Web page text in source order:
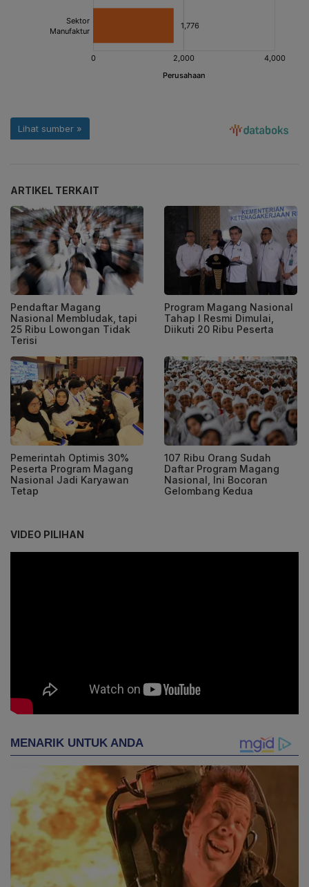
ARTIKEL TERKAIT
Pendaftar Magang
Nasional Membludak, tapi
25 Ribu Lowongan Tidak
Terisi
Program Magang Nasional
Tahap I Resmi Dimulai,
Diikuti 20 Ribu Peserta
Pemerintah Optimis 30%
Peserta Program Magang
Nasional Jadi Karyawan
Tetap
107 Ribu Orang Sudah
Daftar Program Magang
Nasional, Ini Bocoran
Gelombang Kedua
VIDEO PILIHAN